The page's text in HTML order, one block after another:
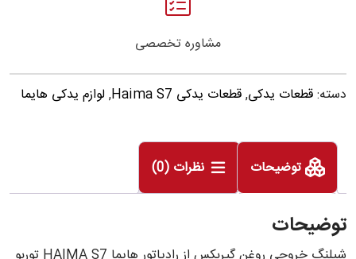
مشاوره تخصصی
دسته:قطعات یدکی,قطعات یدکی Haima S7 ,لوازم یدکی هایما
توضیحات نظرات (0)
توضیحات